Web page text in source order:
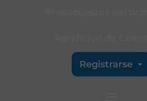
Registrarse